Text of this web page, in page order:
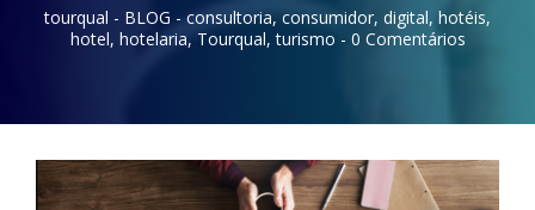
tourqual - BLOG - consultoria, consumidor, digital, hotéis,
hotel, hotelaria, Tourqual,turismo - 0 Comentários